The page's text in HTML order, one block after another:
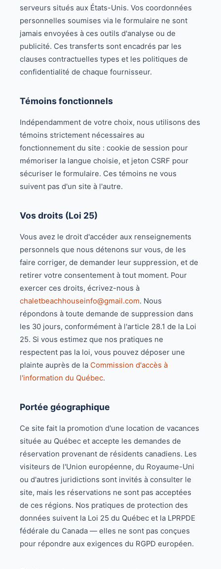
serveurs situés aux États-Unis. Vos coordonnées
personnelles soumises via le formulaire ne sont
jamais envoyées à ces outils d'analyse ou de
publicité. Ces transferts sont encadrés par les
clauses contractuelles types et les politiques de
confidentialité de chaque fournisseur.
Témoins fonctionnels
Indépendamment de votre choix, nous utilisons des
témoins strictement nécessaires au
fonctionnement du site : cookie de session pour
mémoriser la langue choisie, et jeton CSRF pour
sécuriser le formulaire. Ces témoins ne vous
suivent pas d'un site à l'autre.
Vos droits (Loi 25)
Vous avez le droit d'accéder aux renseignements
personnels que nous détenons sur vous, de les
faire corriger, de demander leur suppression, et de
retirer votre consentement à tout moment. Pour
exercer ces droits, écrivez-nous à
chaletbeachhouseinfo@gmail.com. Nous
répondons à toute demande de suppression dans
les 30 jours, conformément à l'article 28.1 de la Loi
25. Si vous estimez que nos pratiques ne
respectent pas la loi, vous pouvez déposer une
plainte auprès de la Commission d'accès à
l'information du Québec.
Portée géographique
Ce site fait la promotion d'une location de vacances
située au Québec et accepte les demandes de
réservation provenant de résidents canadiens. Les
visiteurs de l'Union européenne, du Royaume-Uni
ou d'autres juridictions sont invités à consulter le
site, mais les réservations ne sont pas acceptées
de ces régions. Nos pratiques de protection des
données suivent la Loi 25 du Québec et la LPRPDE
fédérale du Canada — elles ne sont pas conçues
pour répondre aux exigences du RGPD européen.